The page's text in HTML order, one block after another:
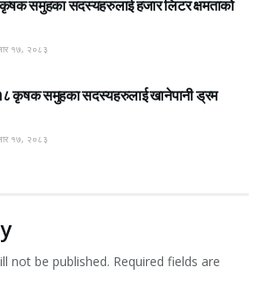
समुहका सदस्यहरुलाई हजार लिटर क्षमताको
१७, २०८३
कृषक समुहका सदस्यहरुलाई खानेपानी ड्रम
१७, २०८३
not be published. Required fields are